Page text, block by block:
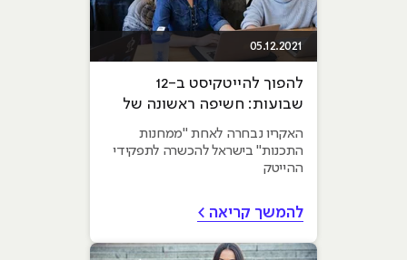
05.12.2021
להפוך להייטקיסט ב-12
שבועות: חשיפה ראשונה של
"מחנות התכנות" בישראל
האקריו נבחרה לאחת "ממחנות
התכנות" בישראל להכשרה לתפקידי
ההייטק
להמשך קריאה >